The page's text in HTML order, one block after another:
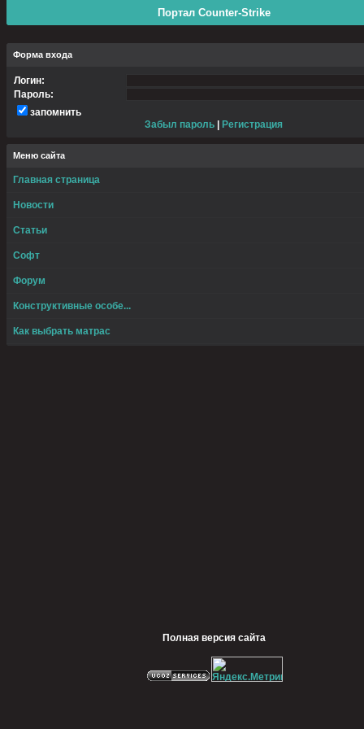
Портал Counter-Strike
Форма входа
Логин:
Пароль:
запомнить
Забыл пароль
Регистрация
Меню сайта
Главная страница
Новости
Статьи
Софт
Форум
Конструктивные особе...
Как выбрать матрас
Полная версия сайта